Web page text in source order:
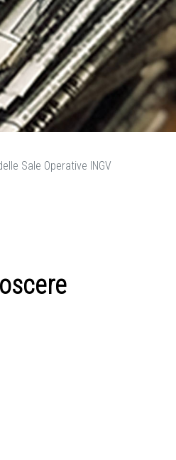
Sale Operative INGV